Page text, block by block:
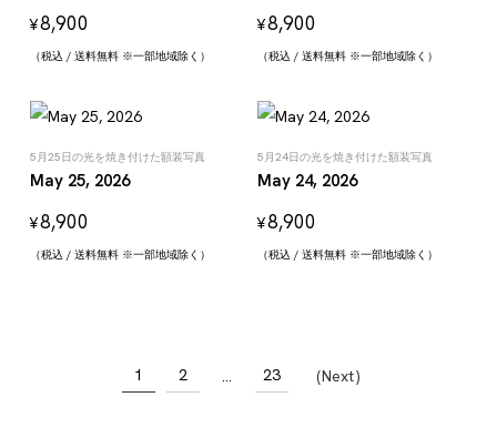
¥8,900
（税込 / 送料無料 ※一部地域除く）
¥8,900
（税込 / 送料無料 ※一部地域除く）
5月25日の光を焼き付けた額装写真
May 25, 2026
¥8,900
（税込 / 送料無料 ※一部地域除く）
5月24日の光を焼き付けた額装写真
May 24, 2026
¥8,900
（税込 / 送料無料 ※一部地域除く）
1 2 23 Next